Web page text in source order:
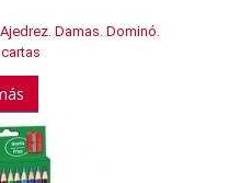
Damas. Dominó.